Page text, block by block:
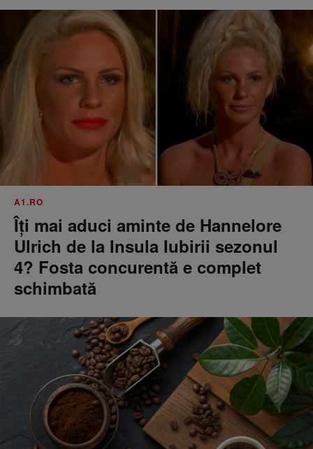
A1.RO
Îți mai aduci aminte de Hannelore
Ulrich de la Insula Iubirii sezonul
4? Fosta concurentă e complet
schimbată